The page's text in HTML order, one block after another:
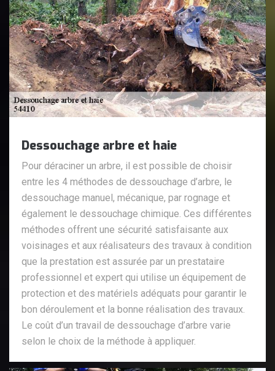
Dessouchage arbre et haie
Pour déraciner un arbre, il est possible de choisir
entre les 4 méthodes de dessouchage d’arbre, le
dessouchage manuel, mécanique, par rognage et
également le dessouchage chimique. Ces différentes
méthodes offrent une sécurité satisfaisante aux
voisinages et aux réalisateurs des travaux à condition
que la prestation est assurée par un prestataire
professionnel et expert qui utilise un équipement de
protection et des matériels adéquats pour garantir le
bon déroulement et la bonne réalisation des travaux.
Le coût d’un travail de dessouchage d’arbre varie
selon le choix de la méthode à appliquer.